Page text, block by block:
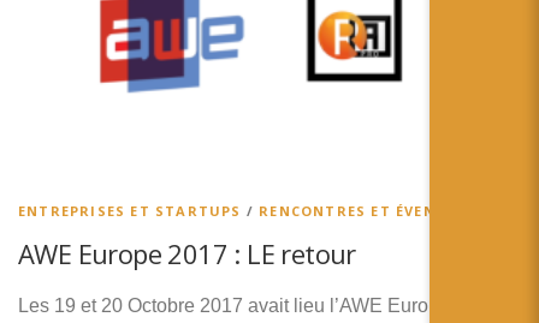
ENTREPRISES ET STARTUPS / RENCONTRES ET ÉVENEMENTS
AWE Europe 2017 : LE retour
Les 19 et 20 Octobre 2017 avait lieu l’AWE Europe